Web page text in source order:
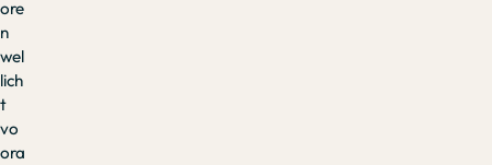
ore
n
wel
lich
t
vo
ora